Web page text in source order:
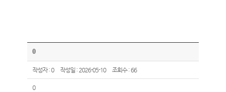
0
작성자 : 0 작성일 : 2026-05-10 조회수 : 66
0